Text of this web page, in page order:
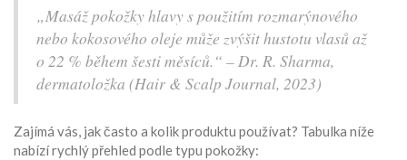
„Masáž pokožky hlavy s použitím rozmarýnového
nebo kokosového oleje může zvýšit hustotu vlasů až
o 22 % během šesti měsíců.“ – Dr. R. Sharma,
dermatoložka (Hair & Scalp Journal, 2023)
Zajímá vás, jak často a kolik produktu používat? Tabulka níže
nabízí rychlý přehled podle typu pokožky: